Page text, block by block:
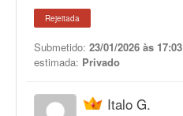
Rejeitada
Submetido: 23/01/2026 às 17:03
estimada: Privado
Italo G.